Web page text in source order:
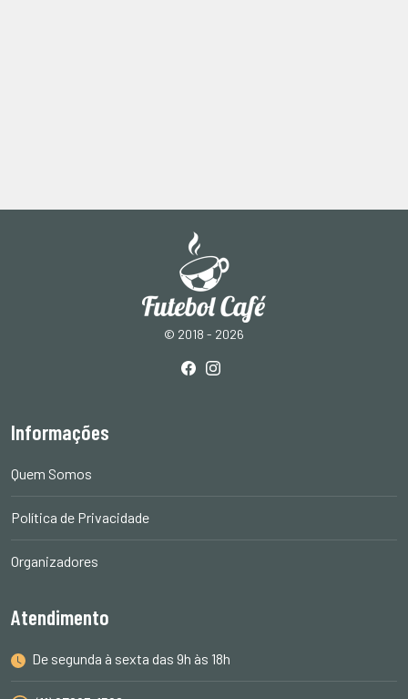
© 2018 - 2026
Informações
Quem Somos
Política de Privacidade
Organizadores
Atendimento
De segunda à sexta das 9h às 18h